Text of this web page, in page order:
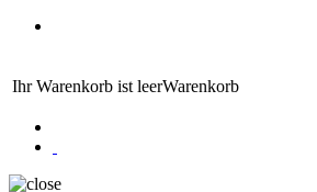
Ihr Warenkorb ist leerWarenkorb